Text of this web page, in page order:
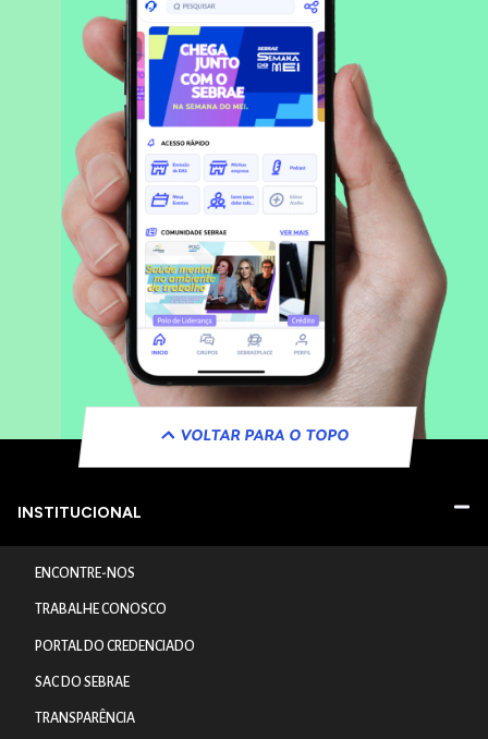
VOLTAR PARA O TOPO
INSTITUCIONAL
ENCONTRE-NOS
TRABALHE CONOSCO
PORTAL DO CREDENCIADO
SAC DO SEBRAE
TRANSPARÊNCIA